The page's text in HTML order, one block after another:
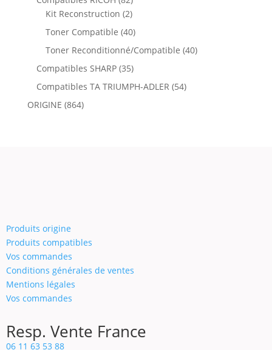
Kit Reconstruction (2)
Toner Compatible (40)
Toner Reconditionné/Compatible (40)
Compatibles SHARP (35)
Compatibles TA TRIUMPH-ADLER (54)
ORIGINE (864)
Produits origine
Produits compatibles
Vos commandes
Conditions générales de ventes
Mentions légales
Vos commandes
Resp. Vente France
06 11 63 53 88